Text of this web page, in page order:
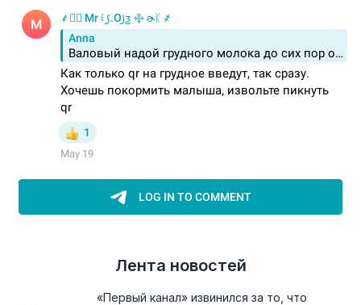
Лента новостей
«Первый канал» извинился за то, что